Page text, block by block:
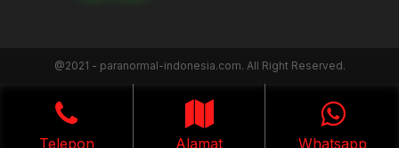
@2021 - paranormal-indonesia.com. All Right Reserved.
Telepon Alamat Whatsapp